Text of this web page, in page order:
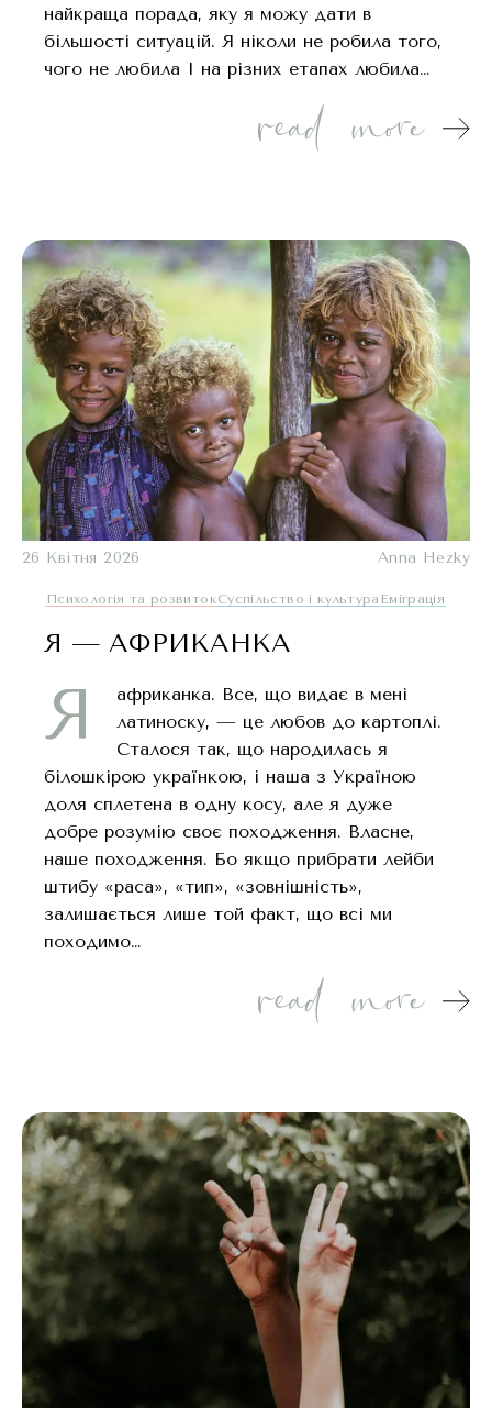
найкраща порада, яку я можу дати в
більшості ситуацій. Я ніколи не робила того,
чого не любила І на різних етапах любила…
26 Квітня 2026 Anna Hezky
Психологія та розвитокСуспільство і культура Еміграція
Я — АФРИКАНКА
Я
африканка. Все, що видає в мені
латиноску, — це любов до картоплі.
Сталося так, що народилась я
білошкірою українкою, і наша з Україною
доля сплетена в одну косу, але я дуже
добре розумію своє походження. Власне,
наше походження. Бо якщо прибрати лейби
штибу «раса», «тип», «зовнішність»,
залишається лише той факт, що всі ми
походимо…